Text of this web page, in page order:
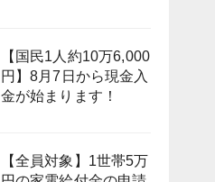
【国民1人約10万6,000
円】8月7日から現金入
金が始まります！
【全員対象】1世帯5万